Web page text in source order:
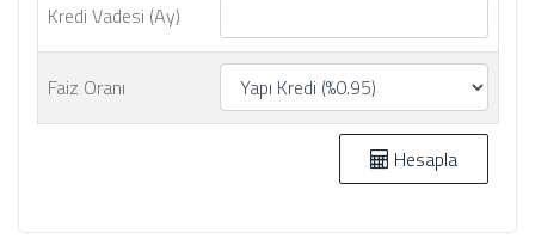
Kredi Vadesi (Ay)
Faiz Oranı
Hesapla